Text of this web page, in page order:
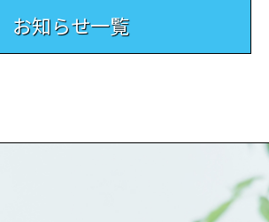
お知らせ一覧